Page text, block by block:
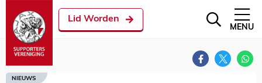
Lid Worden
MENU
NIEUWS